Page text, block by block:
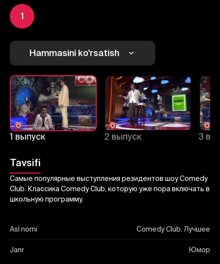
1
Hammasini ko'rsatish
1 выпуск 2 выпуск 3
Tavsifi
Самые популярные выступления резидентов шоу Comedy
Club. Классика Comedy Club, которую уже пора включать в
школьную программу.
Asl nomi Comedy Club. Лучшее
Janr Юмор
Yuborish